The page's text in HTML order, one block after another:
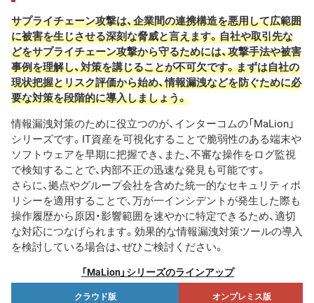
サプライチェーン攻撃は、企業間の連携構造を悪用して広範囲
に被害を生じさせる深刻な脅威と言えます。自社や取引先な
どをサプライチェーン攻撃から守るためには、攻撃手法や被害
事例を理解し、対策を講じることが不可欠です。まずは自社の
現状把握とリスク評価から始め、情報漏洩などを防ぐために必
要な対策を段階的に導入しましょう。
情報漏洩対策のために役立つのが、インターコムの「MaLion」
シリーズです。IT資産を可視化することで脆弱性のある端末や
ソフトウェアを早期に把握でき、また、不審な操作をログ監視
で検知することで、内部不正の迅速な発見も可能です。
さらに、拠点やグループ会社を含めた統一的なセキュリティポ
リシーを適用することで、万が一インシデントが発生した際も
操作履歴から原因・影響範囲を速やかに特定できるため、適切
な対応につなげられます。効果的な情報漏洩対策ツールの導入
を検討している場合は、ぜひご検討ください。
「MaLion」シリーズのラインアップ
クラウド版 オンプレミス版